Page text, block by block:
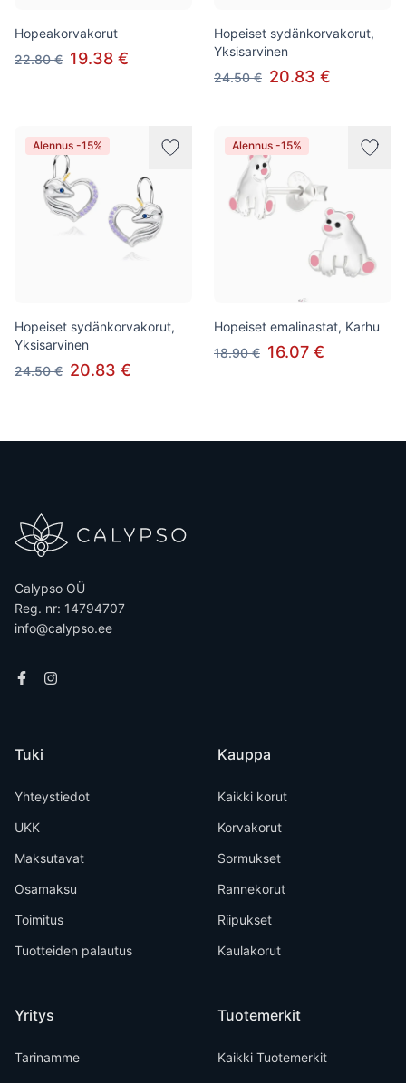
Hopeakorvakorut
22.80 € 19.38 €
Hopeiset sydänkorvakorut,
Yksisarvinen
24.50 € 20.83 €
Alennus -15%
Hopeiset sydänkorvakorut,
Yksisarvinen
24.50 € 20.83 €
Alennus -15%
Hopeiset emalinastat, Karhu
18.90 € 16.07 €
Calypso OÜ
Reg. nr: 14794707
info@calypso.ee
Tuki
Yhteystiedot
UKK
Maksutavat
Osamaksu
Toimitus
Tuotteiden palautus
Yritys
Tarinamme
Kauppa
Kaikki korut
Korvakorut
Sormukset
Rannekorut
Riipukset
Kaulakorut
Tuotemerkit
Kaikki Tuotemerkit